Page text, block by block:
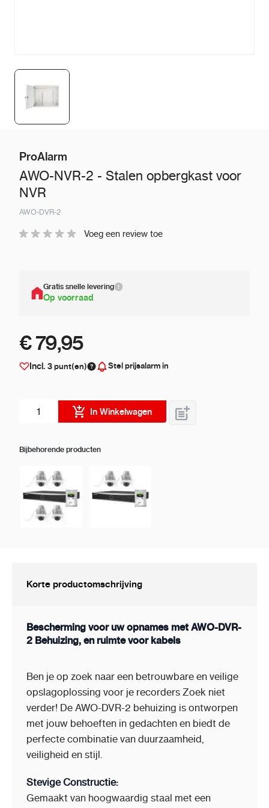
ProAlarm
AWO-NVR-2 - Stalen opbergkast voor
NVR
AWO-DVR-2
Voeg een review toe
Gratis snelle levering
Op voorraad
€ 79,95
Incl. 3punt(en) Stel prijsalarm in
In Winkelwagen
Bijbehorende producten
Korte productomschrijving
Bescherming voor uw opnames met AWO-DVR-
2 Behuizing, en ruimte voor kabels
Ben je op zoek naar een betrouwbare en veilige
opslagoplossing voor je recorders Zoek niet
verder! De AWO-DVR-2 behuizing is ontworpen
met jouw behoeften in gedachten en biedt de
perfecte combinatie van duurzaamheid,
veiligheid en stijl.
Stevige Constructie:
Gemaakt van hoogwaardig staal met een